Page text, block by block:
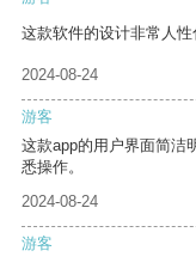
这款软件的设计非常人性
2024-08-24
游客
这款app的用户界面简洁
悉操作。
2024-08-24
游客